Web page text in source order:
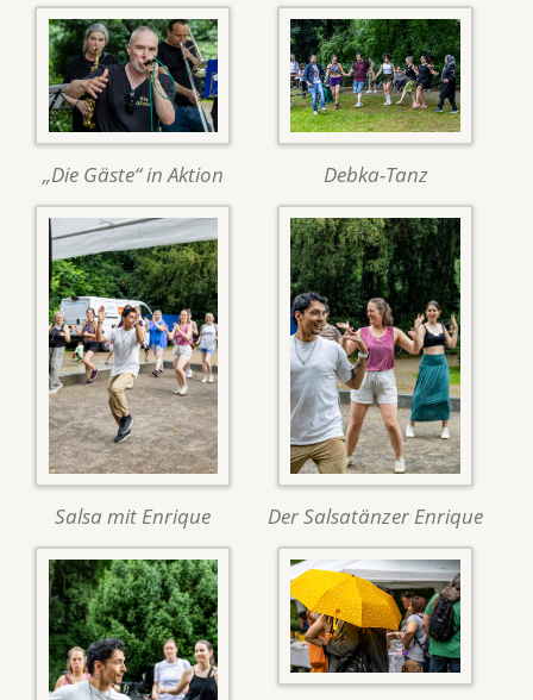
„Die Gäste“ in Aktion Debka-Tanz
Salsa mit Enrique Der Salsatänzer Enrique